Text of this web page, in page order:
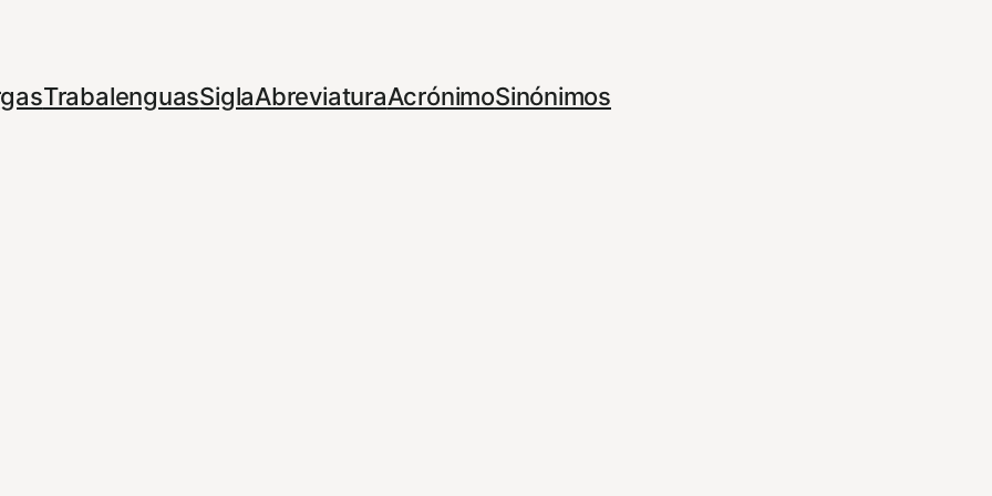
TrabalenguasSiglaAbreviaturaAcrónimoSinónimos